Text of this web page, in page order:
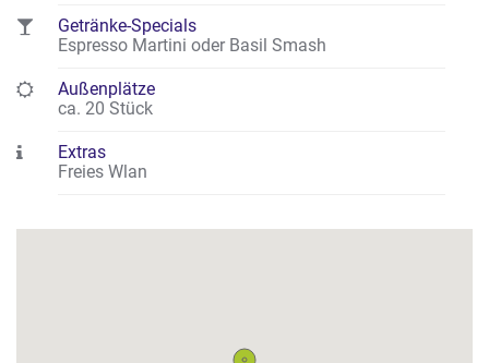
Getränke-Specials
Espresso Martini oder Basil Smash
Außenplätze
ca. 20 Stück
Extras
Freies Wlan